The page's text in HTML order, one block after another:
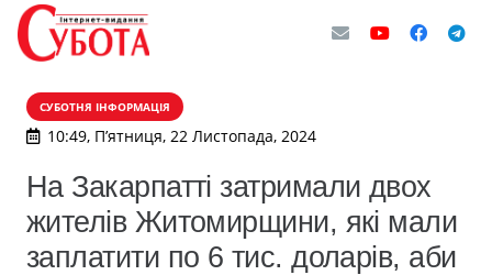
СУБОТНЯ ІНФОРМАЦІЯ
10:49, П’ятниця, 22 Листопада, 2024
На Закарпатті затримали двох
жителів Житомирщини, які мали
заплатити по 6 тис. доларів, аби